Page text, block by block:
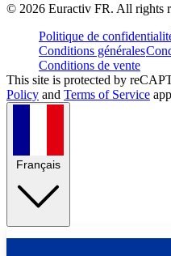
© 2026 Euractiv FR. All rights
Politique de
Conditions générales
Conditions de vente
This site is protected by
Policy and Terms of Service
Français